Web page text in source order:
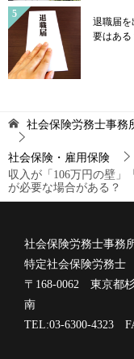
退職届を
要はある
社会保険労務士事務
社会保険・雇用保険
収入が「106万円の壁」
が必要な場合がある？
社会保険労務士事務
特定社会保険労務
〒168-0062 東京都
南
TEL:03-6300-4323